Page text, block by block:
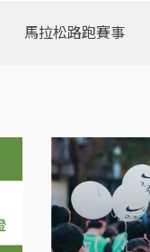
馬拉松路跑賽事